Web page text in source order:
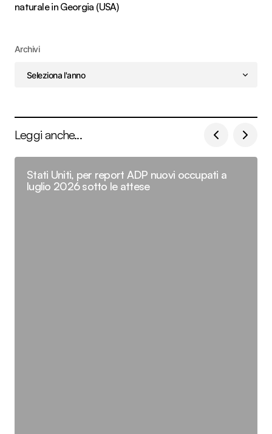
naturale in Georgia (USA)
Archivi
Leggi anche...
Stati Uniti, per report ADP nuovi occupati a
luglio 2026 sotto le attese